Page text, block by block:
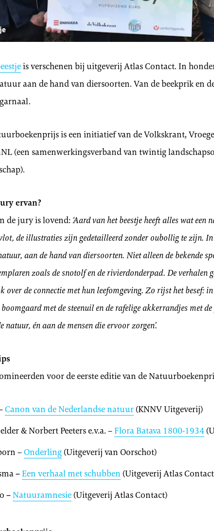
is verschenen bij uitgeverij Atlas Contact. In
aan de hand van diersoorten. Van de beekprik en
is een initiatief van de Volkskrant,
(een samenwerkingsverband van twintig
ervan?
de jury is lovend:‘Aard van het beestje heeft alles wat een
de illustraties zijn gedetailleerd zonder oubollig te zijn.
aan de hand van diersoorten. Niet alleen de bekende
zoals de snotolf en de rivierdonderpad. De verhalen
over de connectie met hun leefomgeving. Zo rijst het besef:
met de steenuil en de rafelige akkerrandjes met de
natuur, én aan de mensen die ervoor zorgen’.
voor de eerste editie van de
Canon van de Nederlandse natuur(KNNV Uitgeverij)
& Norbert Peeters e.v.a. –Flora Batava 1800-1934
–Onderling(Uitgeverij van Oorschot)
–Een verhaal met schubben (Uitgeverij Atlas
–Natuuramnesie(Uitgeverij Atlas Contact)